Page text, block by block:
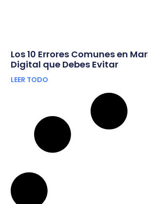
Los 10 Errores Comunes en
Digital que Debes Evitar
LEER TODO